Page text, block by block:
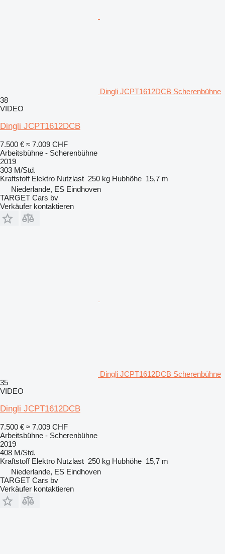
Dingli JCPT1612DCB Scherenbühne
38
VIDEO
Dingli JCPT1612DCB
7.500 € ≈ 7.009 CHF
Arbeitsbühne - Scherenbühne
2019
303 M/Std.
Kraftstoff Elektro Nutzlast 250 kg Hubhöhe 15,7 m
Niederlande, ES Eindhoven
TARGET Cars bv
Verkäufer kontaktieren
Dingli JCPT1612DCB Scherenbühne
35
VIDEO
Dingli JCPT1612DCB
7.500 € ≈ 7.009 CHF
Arbeitsbühne - Scherenbühne
2019
408 M/Std.
Kraftstoff Elektro Nutzlast 250 kg Hubhöhe 15,7 m
Niederlande, ES Eindhoven
TARGET Cars bv
Verkäufer kontaktieren